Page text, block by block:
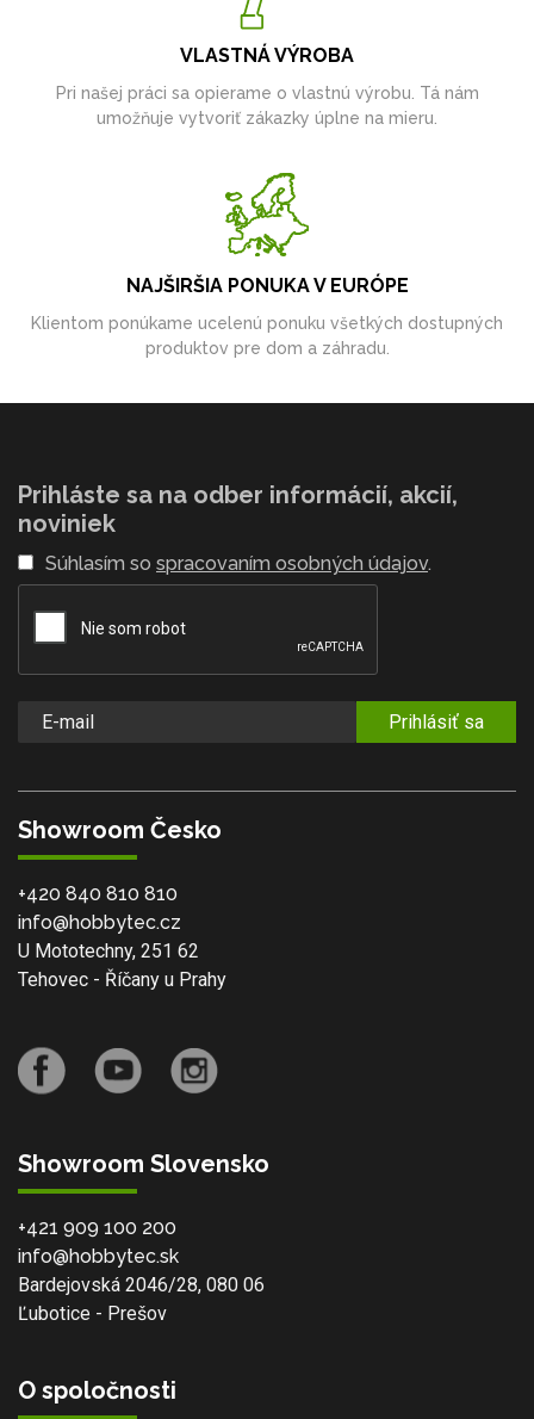
VLASTNÁ VÝROBA
Pri našej práci sa opierame o vlastnú výrobu. Tá nám
umožňuje vytvoriť zákazky úplne na mieru.
NAJŠIRŠIA PONUKA V EURÓPE
Klientom ponúkame ucelenú ponuku všetkých dostupných
produktov pre dom a záhradu.
Prihláste sa na odber informácií, akcií,
noviniek
Súhlasím so spracovaním osobných údajov.
Prihlásiť sa
Showroom Česko
+420 840 810 810
info@hobbytec.cz
U Mototechny, 251 62
Tehovec - Říčany u Prahy
Showroom Slovensko
+421 909 100 200
info@hobbytec.sk
Bardejovská 2046/28, 080 06
Ľubotice - Prešov
O spoločnosti